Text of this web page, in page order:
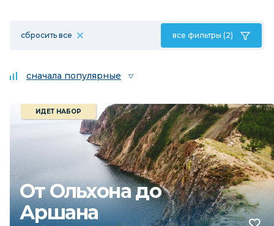
сбросить все все фильтры (2)
сначала популярные
От Ольхона до
Аршана
ИДЕТ НАБОР